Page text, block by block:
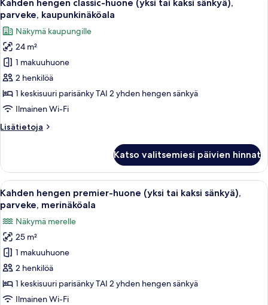
kaikki
huonetyypin
Kahden
hengen
classic-
huone
(yksi
tai
sänkyä),
kuvat
Kahden hengen classic-huone (yksi tai kaksi sänkyä),
parveke, kaupunkinäköala
Näkymä kaupungille
24 m²
1 makuuhuone
2 henkilöä
1 keskisuuri parisänky TAI 2 yhden hengen sänkyä
Ilmainen Wi-Fi
Lisätietoja
Lisätietoja
classic-
huone
(yksi
tai
kaksi
sänkyä),
parveke,
kaupunkinäköala
Katso valitsemiesi päivien hinnat
Avaa
kaikki
huonetyypin
Kahden
hengen
premier-
huone
(yksi
tai
Hotellihuone, jossa on suuri sänky,
6
Kahden hengen premier-huone (yksi tai kaksi sänkyä),
parveke, merinäköala
Näkymä merelle
25 m²
1 makuuhuone
2 henkilöä
1 keskisuuri parisänky TAI 2 yhden hengen sänkyä
Ilmainen Wi-Fi